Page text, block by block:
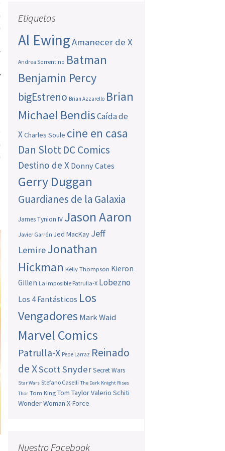
Etiquetas
Al EwingAmanecer de X
Andrea Sorrentino Batman
Benjamin Percy
bigEstreno Brian Azzarello Brian
Michael BendisCaída de
XCharles Soule cine en casa
Dan SlottDC Comics
Destino de X Donny Cates
Gerry Duggan
Guardianes de la Galaxia
James Tynion IV Jason Aaron
Javier Garrón Jed MacKay Jeff
LemireJonathan
Hickman Kelly Thompson Kieron
Gillen La Imposible Patrulla-X Lobezno
Los 4 Fantásticos Los
Vengadores Mark Waid
Marvel Comics
Patrulla-X Pepe Larraz Reinado
de XScott SnyderSecret Wars
Star Wars Stefano Caselli The Dark Knight Rises
Thor Tom King Tom TaylorValerio Schiti
Wonder Woman X-Force
Nuestro Facebook